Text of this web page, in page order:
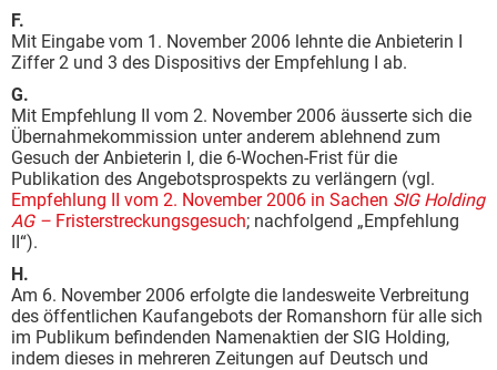
F.
Mit Eingabe vom 1. November 2006 lehnte die Anbieterin I
Ziffer 2 und 3 des Dispositivs der Empfehlung I ab.
G.
Mit Empfehlung II vom 2. November 2006 äusserte sich die
Übernahmekommission unter anderem ablehnend zum
Gesuch der Anbieterin I, die 6-Wochen-Frist für die
Publikation des Angebotsprospekts zu verlängern (vgl.
Empfehlung II vom 2. November 2006 in Sachen SIG Holding
AG – Fristerstreckungsgesuch; nachfolgend „Empfehlung
II“).
H.
Am 6. November 2006 erfolgte die landesweite Verbreitung
des öffentlichen Kaufangebots der Romanshorn für alle sich
im Publikum befindenden Namenaktien der SIG Holding,
indem dieses in mehreren Zeitungen auf Deutsch und